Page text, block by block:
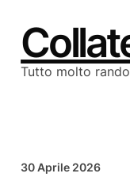
contenuto
Tutto molto
30 Aprile 2026